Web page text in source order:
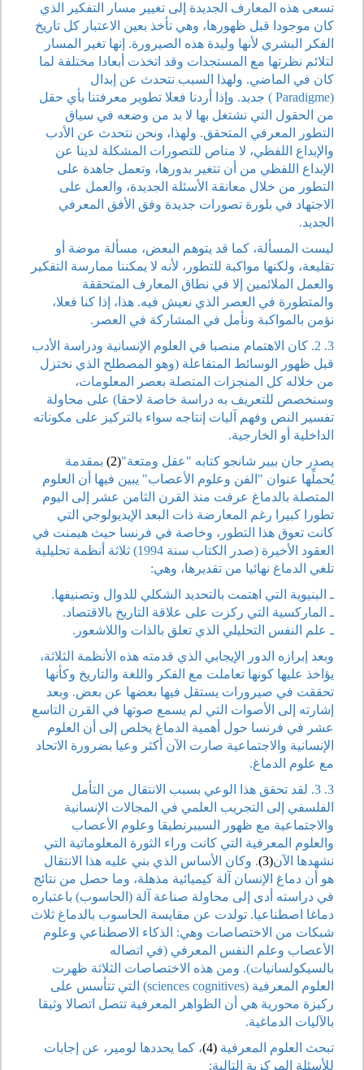
تسعى هذه المعارف الجديدة إلى تغيير مسار التفكير الذي
كان موجودا قبل ظهورها، وهي تأخذ بعين الاعتبار كل تاريخ
الفكر البشري لأنها وليدة هذه الصيرورة. إنها تغير المسار
لتلائم نظرتها مع المستجدات وقد اتخذت أبعادا مختلفة لما
كان في الماضي. ولهذا السبب نتحدث عن إبدال
(Paradigme ) جديد. وإذا أردنا فعلا تطوير معرفتنا بأي حقل
من الحقول التي نشتغل بها لا بد من وضعه في سياق
التطور المعرفي المتحقق. ولهذا، ونحن نتحدث عن الأدب
والإبداع اللفظي، لا مناص للتصورات المشكلة لدينا عن
الإبداع اللفظي من أن تتغير بدورها، وتعمل جاهدة على
التطور من خلال معانقة الأسئلة الجديدة، والعمل على
الاجتهاد في بلورة تصورات جديدة وفق الأفق المعرفي
الجديد.
ليست المسألة، كما قد يتوهم البعض، مسألة موضة أو
تقليعة، ولكنها مواكبة للتطور، لأنه لا يمكننا ممارسة التفكير
والعمل الملائمين إلا في نطاق المعارف المتحققة
والمتطورة في العصر الذي نعيش فيه. هذا، إذا كنا فعلا،
نؤمن بالمواكبة ونأمل في المشاركة في العصر.
3. 2. كان الاهتمام منصبا في العلوم الإنسانية ودراسة الأدب
قبل ظهور الوسائط المتفاعلة (وهو المصطلح الذي نختزل
من خلاله كل المنجزات المتصلة بعصر المعلومات،
وسنخصص للتعريف به دراسة خاصة لاحقا) على محاولة
تفسير النص وفهم آليات إنتاجه سواء بالتركيز على مكوناته
الداخلية أو الخارجية.
يصدر جان بيير شانجو كتابه "عقل ومتعة"(2)
بمقدمة
يُحملِّها عنوان "الفن وعلوم الأعصاب" يبين فيها أن العلوم
المتصلة بالدماغ عرفت منذ القرن الثامن عشر إلى اليوم
تطورا كبيرا رغم المعارضة ذات البعد الإيديولوجي التي
كانت تعوق هذا التطور، وخاصة في فرنسا حيث هيمنت في
العقود الأخيرة (صدر الكتاب سنة 1994) ثلاثة أنظمة تحليلية
تلغي الدماغ نهائيا من تقديرها، وهي:
ـ البنيوية التي اهتمت بالتحديد الشكلي للدوال وتصنيفها.
ـ الماركسية التي ركزت على علاقة التاريخ بالاقتصاد.
ـ علم النفس التحليلي الذي تعلق بالذات واللاشعور.
وبعد إبرازه الدور الإيجابي الذي قدمته هذه الأنظمة الثلاثة،
يؤاخذ عليها كونها تعاملت مع الفكر واللغة والتاريخ وكأنها
تحققت في صيرورات يستقل فيها بعضها عن بعض. وبعد
إشارته إلى الأصوات التي لم يسمع صوتها في القرن التاسع
عشر في فرنسا حول أهمية الدماغ يخلص إلى أن العلوم
الإنسانية والاجتماعية صارت الآن أكثر وعيا بضرورة الاتحاد
مع علوم الدماغ.
3. 3. لقد تحقق هذا الوعي بسبب الانتقال من التأمل
الفلسفي إلى التجريب العلمي في المجالات الإنسانية
والاجتماعية مع ظهور السيبرنطيقا وعلوم الأعصاب
والعلوم المعرفية التي كانت وراء الثورة المعلوماتية التي
نشهدها الآن(3)
. وكان الأساس الذي بني عليه هذا الانتقال
هو أن دماغ الإنسان آلة كيميائية مذهلة، وما حصل من نتائج
في دراسته أدى إلى محاولة صناعة آلة (الحاسوب) باعتباره
دماغا اصطناعيا. تولدت عن مقايسة الحاسوب بالدماغ ثلاث
شبكات من الاختصاصات وهي: الذكاء الاصطناعي وعلوم
الأعصاب وعلم النفس المعرفي (في اتصاله
بالسيكولسانيات). ومن هذه الاختصاصات الثلاثة ظهرت
العلوم المعرفية (sciences cognitives) التي تتأسس على
ركيزة محورية هي أن الظواهر المعرفية تتصل اتصالا وثيقا
بالآليات الدماغية.
تبحث العلوم المعرفية (4)
، كما يحددها لومير، عن إجابات
للأسئلة المركزية التالية: